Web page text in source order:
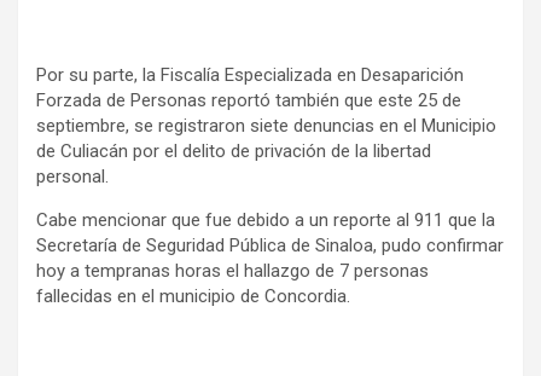
Por su parte, la Fiscalía Especializada en Desaparición
Forzada de Personas reportó también que este 25 de
septiembre, se registraron siete denuncias en el Municipio
de Culiacán por el delito de privación de la libertad
personal.
Cabe mencionar que fue debido a un reporte al 911 que la
Secretaría de Seguridad Pública de Sinaloa, pudo confirmar
hoy a tempranas horas el hallazgo de 7 personas
fallecidas en el municipio de Concordia.